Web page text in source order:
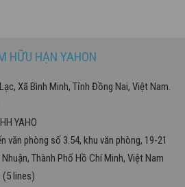
HỮU HẠN YAHON
Xã Bình Minh, Tỉnh Đồng Nai, Việt Nam.
YAHO
văn phòng số 3.54, khu văn phòng, 19-21
Thành Phố Hồ Chí Minh, Việt Nam
lines)